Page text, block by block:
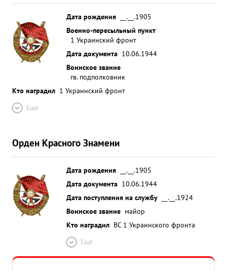
Дата рождения
__.__.1905
Военно-пересыльный пункт
1 Украинский фронт
Дата документа 10.06.1944
Воинское звание
гв. подполковник
Кто наградил 1 Украинский фронт
Ещё
Орден Красного Знамени
Дата рождения
__.__.1905
Дата документа 10.06.1944
Дата поступления на службу
__.__.1924
Воинское звание майор
Кто наградил ВС 1 Украинского фронта
Ещё